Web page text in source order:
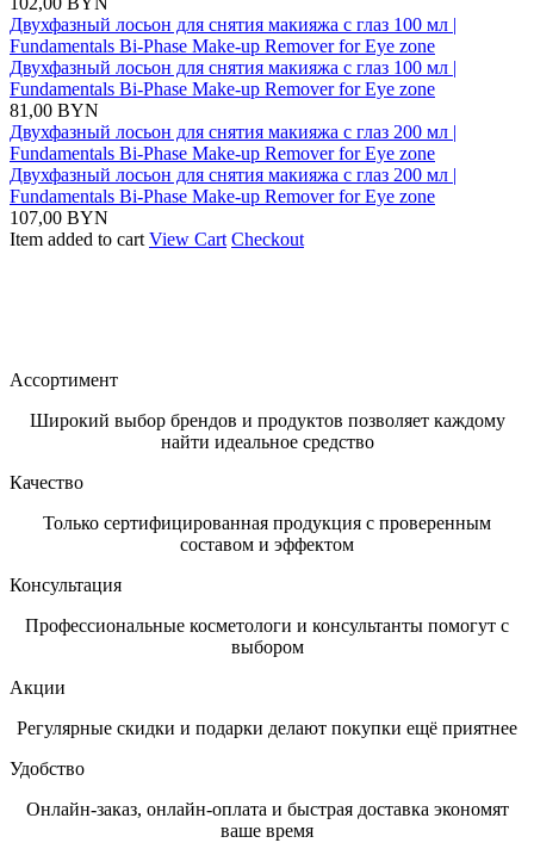
Двухфазный лосьон для снятия макияжа с глаз 100 мл |
Fundamentals Bi-Phase Make-up Remover for Eye zone
Двухфазный лосьон для снятия макияжа с глаз 100 мл |
Fundamentals Bi-Phase Make-up Remover for Eye zone
81,00 BYN
Двухфазный лосьон для снятия макияжа с глаз 200 мл |
Fundamentals Bi-Phase Make-up Remover for Eye zone
Двухфазный лосьон для снятия макияжа с глаз 200 мл |
Fundamentals Bi-Phase Make-up Remover for Eye zone
107,00 BYN
Item added to cart View Cart Checkout
Ассортимент
Широкий выбор брендов и продуктов позволяет каждому
найти идеальное средство
Качество
Только сертифицированная продукция с проверенным
составом и эффектом
Консультация
Профессиональные косметологи и консультанты помогут с
выбором
Акции
Регулярные скидки и подарки делают покупки ещё приятнее
Удобство
Онлайн-заказ, онлайн-оплата и быстрая доставка экономят
ваше время